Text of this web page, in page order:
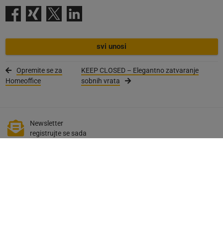
svi unosi
Opremite se za
Homeoffice
KEEP CLOSED – Elegantno zatvaranje
sobnih vrata
Newsletter
registrujte se sada